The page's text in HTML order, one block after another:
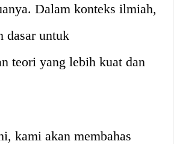
Dalam konteks ilmiah,
dasar untuk
teori yang lebih kuat dan
kami akan membahas